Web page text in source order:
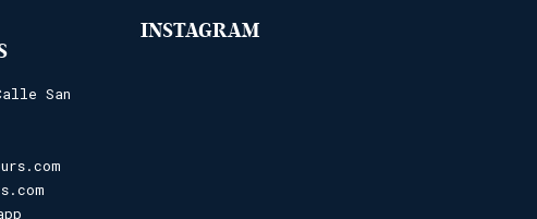
San
INSTAGRAM